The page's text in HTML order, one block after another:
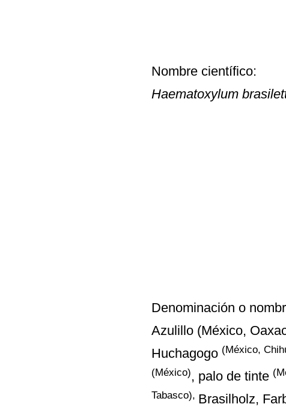
Nombre científico:
Haematoxylum
Denominación o
Azulillo (México,
Huchagogo (México,
(México), palo de tinte
Tabasco), Brasilholz,